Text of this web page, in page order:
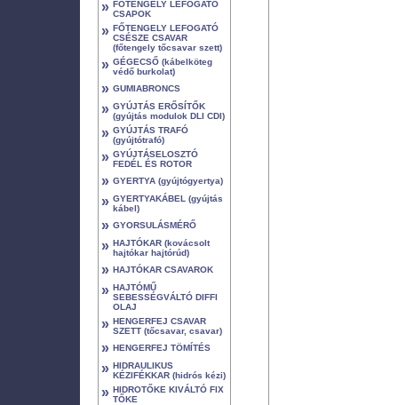
» FŐTENGELY LEFOGATÓ
CSAPOK
» FŐTENGELY LEFOGATÓ
CSÉSZE CSAVAR
(főtengely tőcsavar szett)
» GÉGECSŐ (kábelköteg
védő burkolat)
» GUMIABRONCS
» GYÚJTÁS ERŐSÍTŐK
(gyújtás modulok DLI CDI)
» GYÚJTÁS TRAFÓ
(gyújtótrafó)
» GYÚJTÁSELOSZTÓ
FEDÉL ÉS ROTOR
» GYERTYA (gyújtógyertya)
» GYERTYAKÁBEL (gyújtás
kábel)
» GYORSULÁSMÉRŐ
» HAJTÓKAR (kovácsolt
hajtókar hajtórúd)
» HAJTÓKAR CSAVAROK
» HAJTÓMŰ
SEBESSÉGVÁLTÓ DIFFI
OLAJ
» HENGERFEJ CSAVAR
SZETT (tőcsavar, csavar)
» HENGERFEJ TÖMÍTÉS
» HIDRAULIKUS
KÉZIFÉKKAR (hidrós kézi)
» HIDROTŐKE KIVÁLTÓ FIX
TŐKE